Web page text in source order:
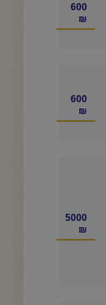
600
₪
600
₪
5000
₪